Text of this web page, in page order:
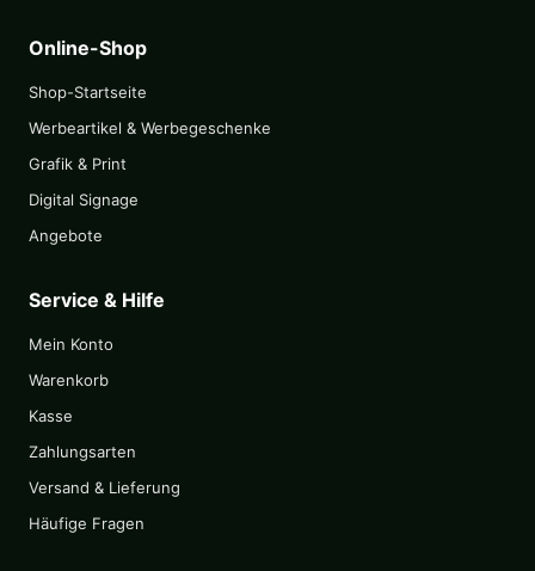
Online-Shop
Shop-Startseite
Werbeartikel & Werbegeschenke
Grafik & Print
Digital Signage
Angebote
Service & Hilfe
Mein Konto
Warenkorb
Kasse
Zahlungsarten
Versand & Lieferung
Häufige Fragen